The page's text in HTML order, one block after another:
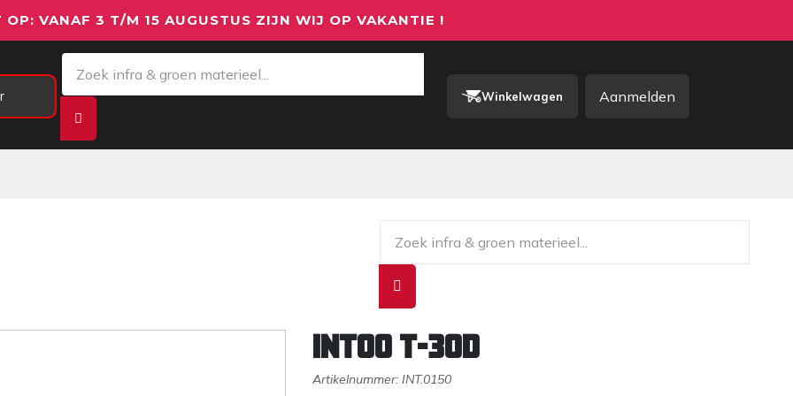
OP: VANAF 3 T/M 15 AUGUSTUS ZIJN WIJ OP VAKANTIE !
Winkelwagen Aanmelden
INTOO T-30D
Artikelnummer: INT.0150